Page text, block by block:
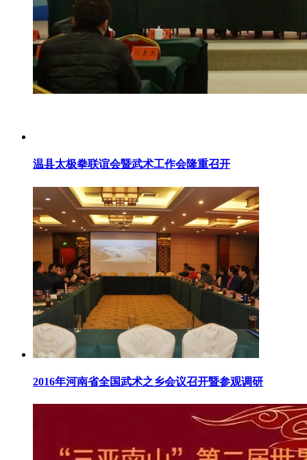
温县太极拳联谊会暨武术工作会隆重召开
2016年河南省全国武术之乡会议召开暨参观调研